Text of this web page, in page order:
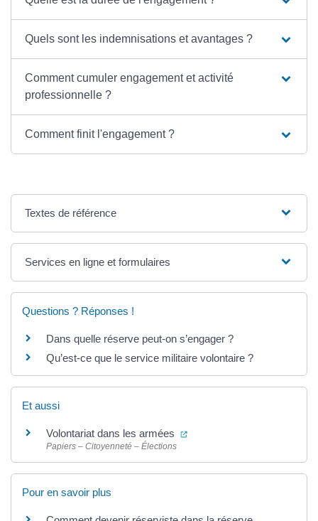
Quels sont les indemnisations et avantages ?
Comment cumuler engagement et activité
professionnelle ?
Comment finit l'engagement ?
Textes de référence
Services en ligne et formulaires
Questions ? Réponses !
Dans quelle réserve peut-on s’engager ?
Qu’est-ce que le service militaire volontaire ?
Et aussi
Volontariat dans les armées (ouverture dans un nouvel
Papiers – Citoyenneté – Élections
Pour en savoir plus